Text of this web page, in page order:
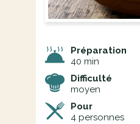
Préparation
40 min
Difficulté
moyen
Pour
4 personnes